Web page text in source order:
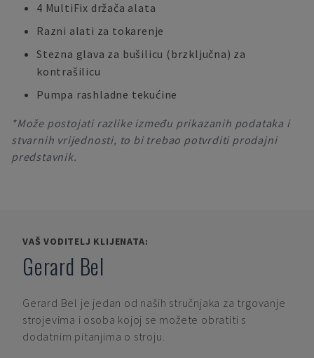
4 MultiFix držača alata
Razni alati za tokarenje
Stezna glava za bušilicu (brzključna) za
kontrašilicu
Pumpa rashladne tekućine
*Može postojati razlike između prikazanih podataka i
stvarnih vrijednosti, to bi trebao potvrditi prodajni
predstavnik.
VAŠ VODITELJ KLIJENATA:
Gerard Bel
Gerard Bel je jedan od naših stručnjaka za trgovanje
strojevima i osoba kojoj se možete obratiti s
dodatnim pitanjima o stroju.